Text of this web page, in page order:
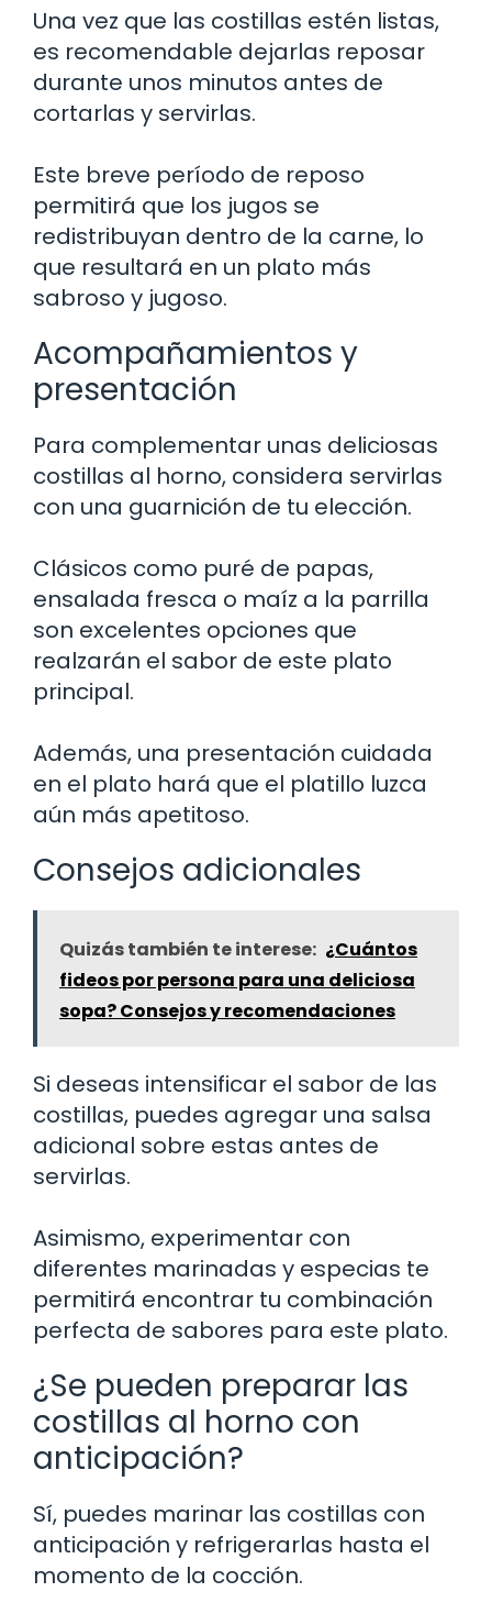
Una vez que las costillas estén listas,
es recomendable dejarlas reposar
durante unos minutos antes de
cortarlas y servirlas.
Este breve período de reposo
permitirá que los jugos se
redistribuyan dentro de la carne, lo
que resultará en un plato más
sabroso y jugoso.
Acompañamientos y
presentación
Para complementar unas deliciosas
costillas al horno, considera servirlas
con una guarnición de tu elección.
Clásicos como puré de papas,
ensalada fresca o maíz a la parrilla
son excelentes opciones que
realzarán el sabor de este plato
principal.
Además, una presentación cuidada
en el plato hará que el platillo luzca
aún más apetitoso.
Consejos adicionales
Quizás también te interese: ¿Cuántos
fideos por persona para una deliciosa
sopa? Consejos y recomendaciones
Si deseas intensificar el sabor de las
costillas, puedes agregar una salsa
adicional sobre estas antes de
servirlas.
Asimismo, experimentar con
diferentes marinadas y especias te
permitirá encontrar tu combinación
perfecta de sabores para este plato.
¿Se pueden preparar las
costillas al horno con
anticipación?
Sí, puedes marinar las costillas con
anticipación y refrigerarlas hasta el
momento de la cocción.